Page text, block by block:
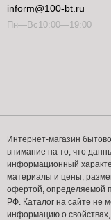
inform@100-bt.ru
Пн—Вс10:00—19:00
Интернет-магазин
внимание на то, что
информационный
материалы и цены,
офертой, определяемой
РФ. Каталог на сайте не
информацию о свойствах,